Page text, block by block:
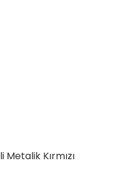
Kırmızı